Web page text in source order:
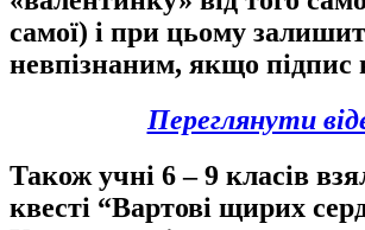
самої) і при цьому
невпізнаним, якщо підпис
Переглянути
Також учні 6 – 9 класів
квесті “Вартові щирих